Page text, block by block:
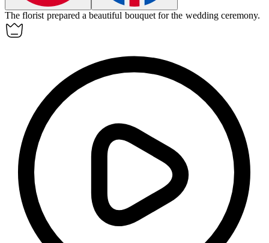
Theflorist prepared a beautiful bouquet for the wedding ceremony.